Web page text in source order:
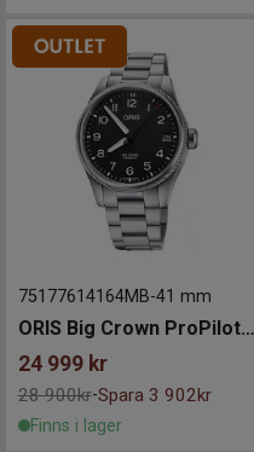
75177614164MB-41 mm
ORIS Big Crown ProPilot Date 41mm
24 999 kr
28 900kr-Spara 3 902kr
Finns i lager